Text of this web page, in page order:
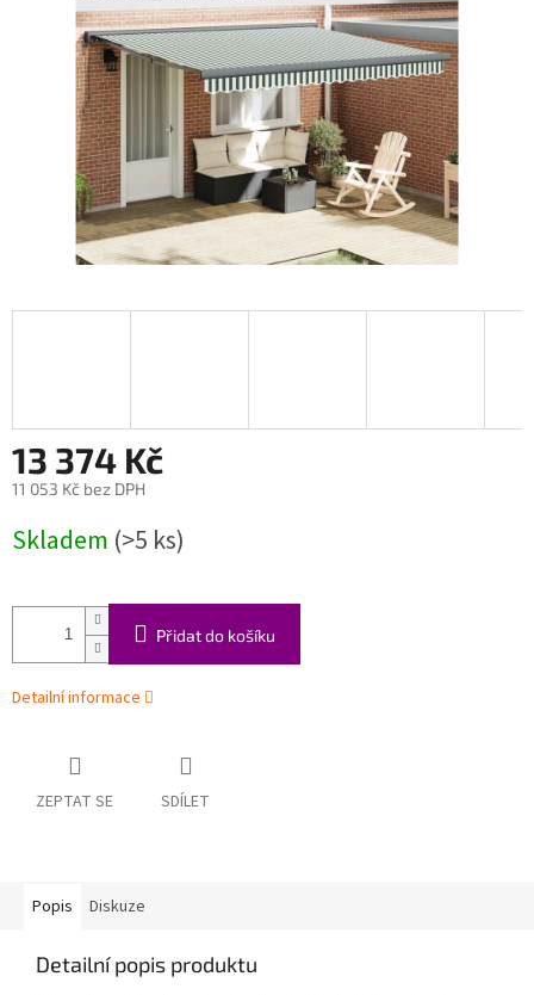
13 374 Kč
11 053 Kč bez DPH
cena:
Skladem (>5 ks)
Přidat do košíku
Detailní informace
ZEPTAT SE SDÍLET
Popis Diskuze
Detailní popis produktu